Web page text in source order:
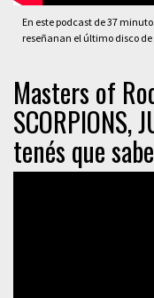
En este podcast de 37
reseñanan el último disco de
Masters of
SCORPIONS,
tenés que